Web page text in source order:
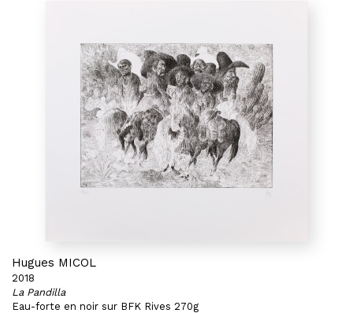
Hugues MICOL
2018
La Pandilla
Eau-forte en noir sur BFK Rives 270g